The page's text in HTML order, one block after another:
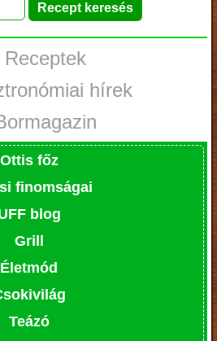
Receptek
hírek
Ottis főz
finomságai
blog
Grill
Életmód
Teázó